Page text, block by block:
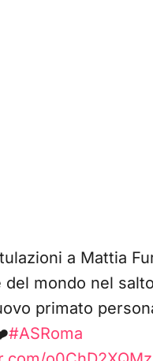
a Mattia
del mondo nel
primato
#ASRoma